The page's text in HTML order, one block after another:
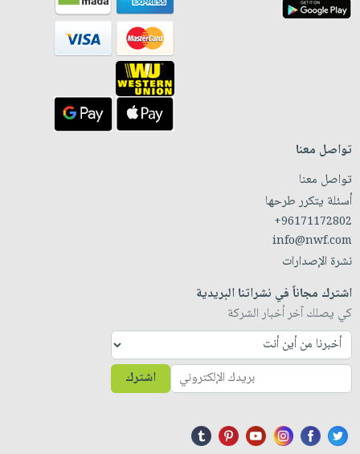
تواصل معنا
تواصل معنا
أسئلة يتكرر طرحها
+96171172802
info@nwf.com
نشرة الإصدارات
اشترك مجاناً في نشراتنا البريدية
كي يصلك آخر أخبار الشركة
اشترك